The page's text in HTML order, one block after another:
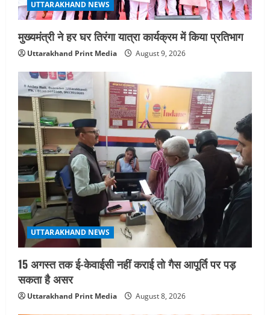
UTTARAKHAND NEWS
मुख्यमंत्री ने हर घर तिरंगा यात्रा कार्यक्रम में किया प्रतिभाग
Uttarakhand Print Media August 9, 2026
UTTARAKHAND NEWS
15 अगस्त तक ई-केवाईसी नहीं कराई तो गैस आपूर्ति पर पड़
सकता है असर
Uttarakhand Print Media August 8, 2026